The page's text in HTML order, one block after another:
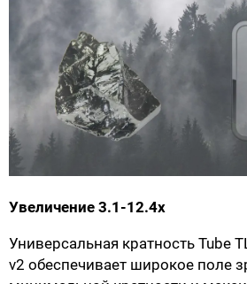
Увеличение 3.1-12.4х
Универсальная кратность Tube
v2 обеспечивает широкое поле